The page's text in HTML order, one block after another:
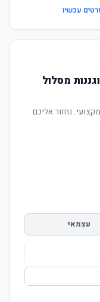
עכשיו
מסלול
נחזור אליכם
עצמאי